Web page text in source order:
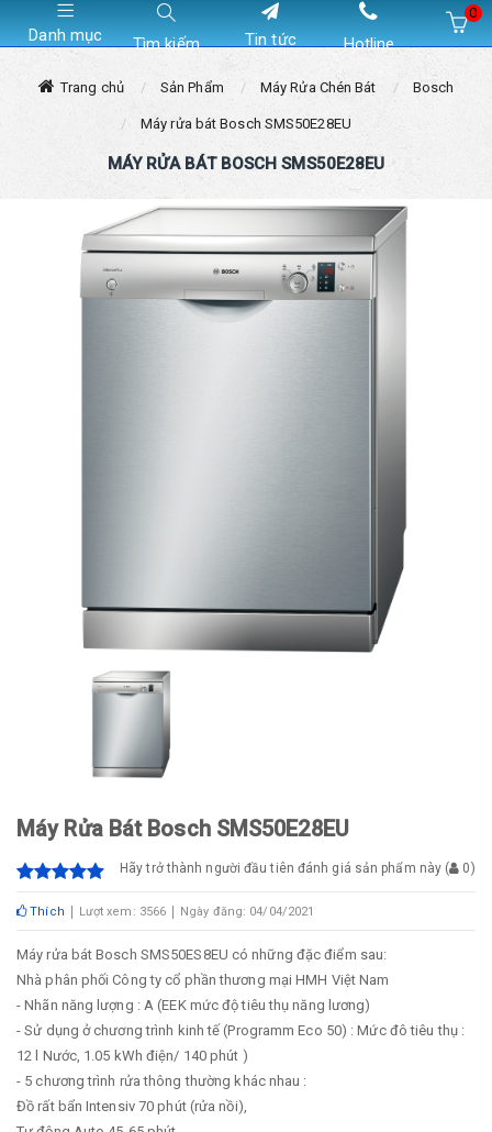
Danh mục Tìm kiếm Tin tức Hotline
0
Trang chủ Sản Phẩm Máy Rửa Chén Bát Bosch
Máy rửa bát Bosch SMS50E28EU
MÁY RỬA BÁT BOSCH SMS50E28EU
Máy Rửa Bát Bosch SMS50E28EU
Hãy trở thành người đầu tiên đánh giá sản phẩm này ( 0)
Thích Lượt xem: 3566 Ngày đăng: 04/04/2021
Máy rửa bát Bosch SMS50ES8EU có những đặc điểm sau:
Nhà phân phối Công ty cổ phần thương mại HMH Việt Nam
- Nhãn năng lượng : A (EEK mức độ tiêu thụ năng lương)
- Sử dụng ở chương trình kinh tế (Programm Eco 50) : Mức đô tiêu thụ :
12 l Nước, 1.05 kWh điện/ 140 phút )
- 5 chương trình rửa thông thường khác nhau :
Đồ rất bẩn Intensiv 70 phút (rửa nồi),